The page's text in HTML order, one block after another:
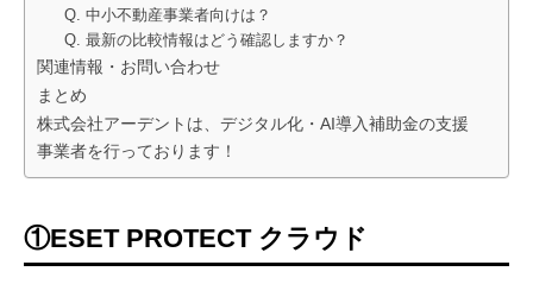
Q. 中小不動産事業者向けは？
Q. 最新の比較情報はどう確認しますか？
関連情報・お問い合わせ
まとめ
株式会社アーデントは、デジタル化・AI導入補助金の支援
事業者を行っております！
①ESET PROTECT クラウド